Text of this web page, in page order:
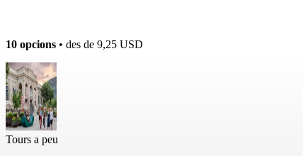
10 opcions • des de 9,25 USD
Tours a peu